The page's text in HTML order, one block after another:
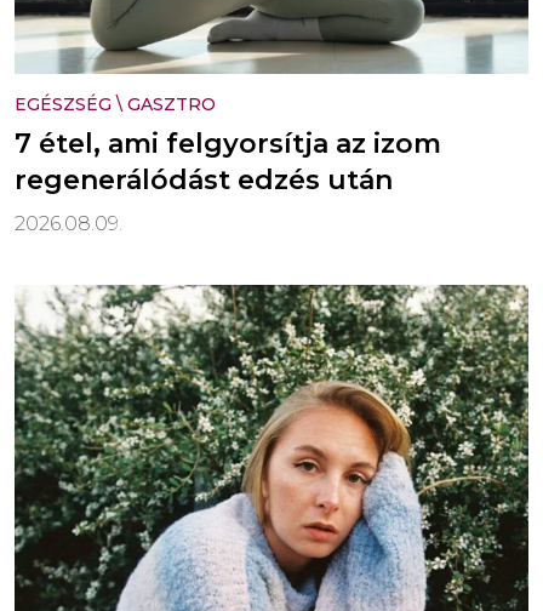
EGÉSZSÉG \ GASZTRO
7 étel, ami felgyorsítja az izom
regenerálódást edzés után
2026.08.09.